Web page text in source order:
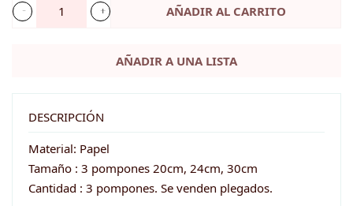
3
-
20cm,
30cm
cantidad
AÑADIR AL CARRITO
AÑADIR A UNA LISTA
DESCRIPCIÓN
Material: Papel
Tamaño : 3 pompones 20cm, 24cm, 30cm
Cantidad : 3 pompones. Se venden plegados.